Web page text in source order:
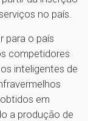
no país.
para o país
competidores
inteligentes de
em
a produção de